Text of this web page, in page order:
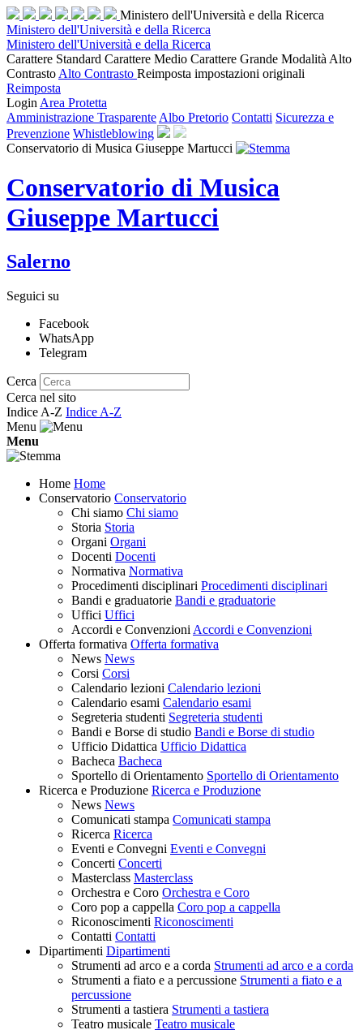
Ministero dell'Università e della Ricerca
Ministero dell'Università e della Ricerca
Ministero dell'Università e della Ricerca
Carattere Standard Carattere Medio Carattere Grande Modalità Alto
Contrasto Alto Contrasto Reimposta impostazioni originali
Reimposta
Login Area Protetta
Amministrazione Trasparente Albo Pretorio Contatti Sicurezza e
Prevenzione Whistleblowing
Conservatorio di Musica Giuseppe Martucci
Conservatorio di Musica
Giuseppe Martucci
Salerno
Seguici su
Facebook
WhatsApp
Telegram
Cerca
Cerca nel sito
Indice A-Z Indice A-Z
Menu
Menu
Home Home
Conservatorio Conservatorio
Chi siamo Chi siamo
Storia Storia
Organi Organi
Docenti Docenti
Normativa Normativa
Procedimenti disciplinari Procedimenti disciplinari
Bandi e graduatorie Bandi e graduatorie
Uffici Uffici
Accordi e Convenzioni Accordi e Convenzioni
Offerta formativa Offerta formativa
News News
Corsi Corsi
Calendario lezioni Calendario lezioni
Calendario esami Calendario esami
Segreteria studenti Segreteria studenti
Bandi e Borse di studio Bandi e Borse di studio
Ufficio Didattica Ufficio Didattica
Bacheca Bacheca
Sportello di Orientamento Sportello di Orientamento
Ricerca e Produzione Ricerca e Produzione
News News
Comunicati stampa Comunicati stampa
Ricerca Ricerca
Eventi e Convegni Eventi e Convegni
Concerti Concerti
Masterclass Masterclass
Orchestra e Coro Orchestra e Coro
Coro pop a cappella Coro pop a cappella
Riconoscimenti Riconoscimenti
Contatti Contatti
Dipartimenti Dipartimenti
Strumenti ad arco e a corda Strumenti ad arco e a corda
Strumenti a fiato e a percussione Strumenti a fiato e a
percussione
Strumenti a tastiera Strumenti a tastiera
Teatro musicale Teatro musicale